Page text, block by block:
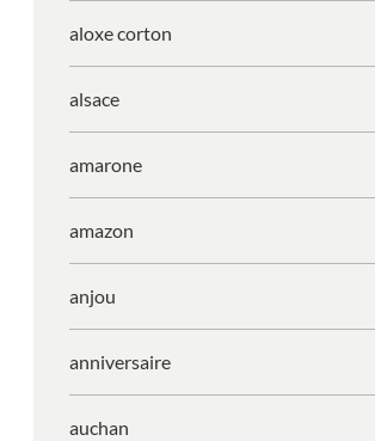
aloxe corton
alsace
amarone
amazon
anjou
anniversaire
auchan